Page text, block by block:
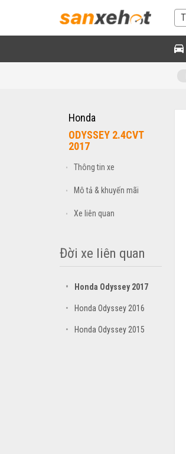
Honda
ODYSSEY 2.4CVT
2017
• Thông tin xe
• Mô tả & khuyến mãi
• Xe liên quan
Đời xe liên quan
• Honda Odyssey 2017
• Honda Odyssey 2016
• Honda Odyssey 2015